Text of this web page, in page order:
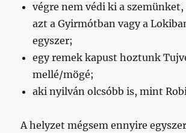
végre nem védi ki a
azt a Gyirmótban vagy a
egyszer;
egy remek kapust hoztunk
mellé/mögé;
aki nyilván olcsóbb is, mint
A helyzet mégsem ennyire